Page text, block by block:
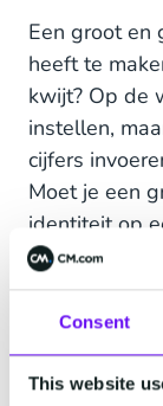
Consent
This website
Een groot en
heeft te
kwijt? Op de
instellen,
cijfers
Moet je een
identiteit op
bevestigen.
Passwords
case voor
voorspelt
gebruikt